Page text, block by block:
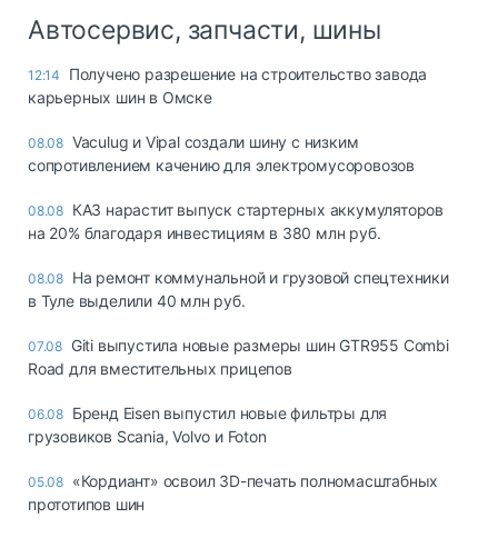
Автосервис, запчасти, шины
12:14
Получено разрешение на строительство завода
карьерных шин в Омске
08.08 Vaculug и Vipal создали шину с низким
сопротивлением качению для электромусоровозов
08.08 КАЗ нарастит выпуск стартерных аккумуляторов
на 20% благодаря инвестициям в 380 млн руб.
08.08 На ремонт коммунальной и грузовой спецтехники
в Туле выделили 40 млн руб.
07.08 Giti выпустила новые размеры шин GTR955 Combi
Road для вместительных прицепов
06.08 Бренд Eisen выпустил новые фильтры для
грузовиков Scania, Volvo и Foton
05.08 «Кордиант» освоил 3D-печать полномасштабных
прототипов шин